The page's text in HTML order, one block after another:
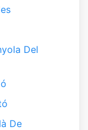
Del
De